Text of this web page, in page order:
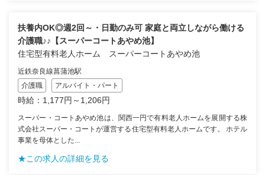
扶養内OK◎週2回～・日勤のみ可 家庭と両立しながら働ける
介護職♪♪【スーパーコートあやめ池】
住宅型有料老人ホーム スーパーコートあやめ池
近鉄奈良線菖蒲池駅
介護職
アルバイト・パート
時給：1,177円～1,206円
スーパー・コートあやめ池は、関西一円で有料老人ホームを展開する株
式会社スーパー・コートが運営する住宅型有料老人ホームです。 ホテル
事業を母体とした...
★この求人の詳細を見る